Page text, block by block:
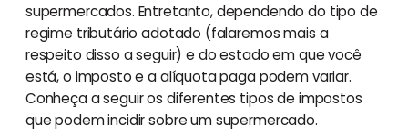
supermercados. Entretanto, dependendo do tipo de
regime tributário adotado (falaremos mais a
respeito disso a seguir) e do estado em que você
está, o imposto e a alíquota paga podem variar.
Conheça a seguir os diferentes tipos de impostos
que podem incidir sobre um supermercado.